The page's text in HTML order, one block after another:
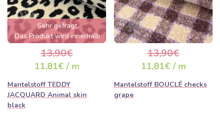
Sehr gefragt
Das Produkt wird innerhalb
von wenigen Stunden
ausverkauft sein
13,90€
11,81€ / m
Mantelstoff TEDDY
JACQUARD Animal skin
black
13,90€
11,81€ / m
Mantelstoff BOUCLÉ checks
grape